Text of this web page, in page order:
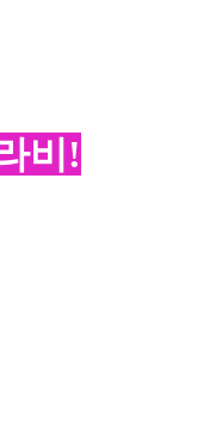
비!